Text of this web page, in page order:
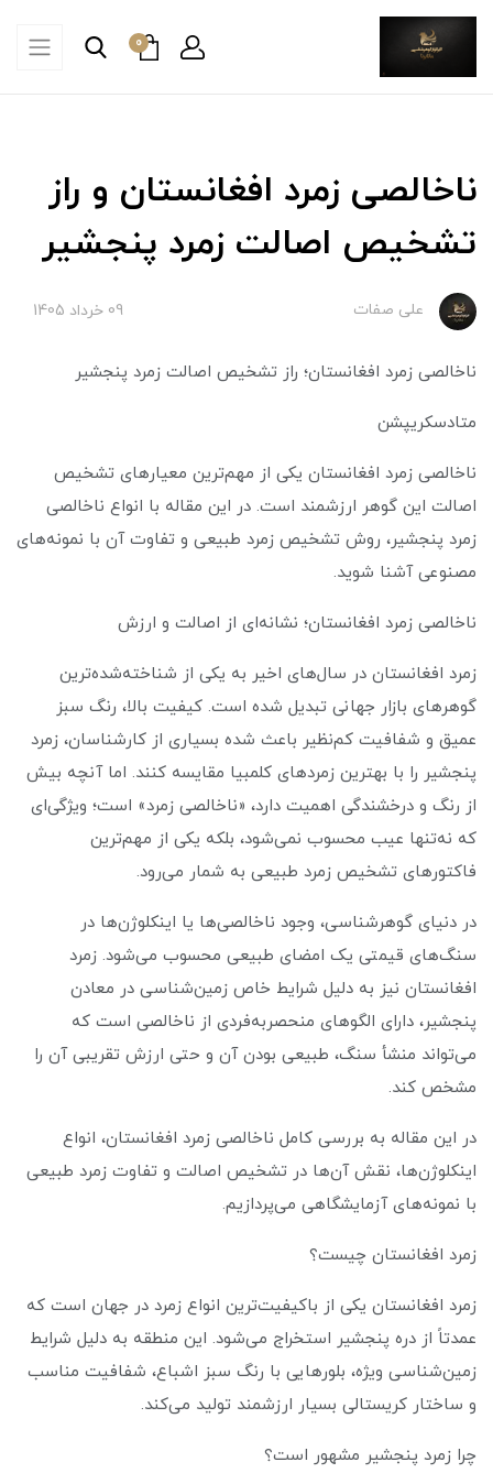
0
ناخالصی زمرد افغانستان و راز
تشخیص اصالت زمرد پنجشیر
علی صفات 09 خرداد 1405
ناخالصی زمرد افغانستان؛ راز تشخیص اصالت زمرد پنجشیر
متادسکریپشن
ناخالصی زمرد افغانستان یکی از مهم‌ترین معیارهای تشخیص
اصالت این گوهر ارزشمند است. در این مقاله با انواع ناخالصی
زمرد پنجشیر، روش تشخیص زمرد طبیعی و تفاوت آن با نمونه‌های
مصنوعی آشنا شوید.
ناخالصی زمرد افغانستان؛ نشانه‌ای از اصالت و ارزش
زمرد افغانستان در سال‌های اخیر به یکی از شناخته‌شده‌ترین
گوهرهای بازار جهانی تبدیل شده است. کیفیت بالا، رنگ سبز
عمیق و شفافیت کم‌نظیر باعث شده بسیاری از کارشناسان، زمرد
پنجشیر را با بهترین زمردهای کلمبیا مقایسه کنند. اما آنچه بیش
از رنگ و درخشندگی اهمیت دارد، «ناخالصی زمرد» است؛ ویژگی‌ای
که نه‌تنها عیب محسوب نمی‌شود، بلکه یکی از مهم‌ترین
فاکتورهای تشخیص زمرد طبیعی به شمار می‌رود.
در دنیای گوهرشناسی، وجود ناخالصی‌ها یا اینکلوژن‌ها در
سنگ‌های قیمتی یک امضای طبیعی محسوب می‌شود. زمرد
افغانستان نیز به دلیل شرایط خاص زمین‌شناسی در معادن
پنجشیر، دارای الگوهای منحصر‌به‌فردی از ناخالصی است که
می‌تواند منشأ سنگ، طبیعی بودن آن و حتی ارزش تقریبی آن را
مشخص کند.
در این مقاله به بررسی کامل ناخالصی زمرد افغانستان، انواع
اینکلوژن‌ها، نقش آن‌ها در تشخیص اصالت و تفاوت زمرد طبیعی
با نمونه‌های آزمایشگاهی می‌پردازیم.
زمرد افغانستان چیست؟
زمرد افغانستان یکی از باکیفیت‌ترین انواع زمرد در جهان است که
عمدتاً از دره پنجشیر استخراج می‌شود. این منطقه به دلیل شرایط
زمین‌شناسی ویژه، بلورهایی با رنگ سبز اشباع، شفافیت مناسب
و ساختار کریستالی بسیار ارزشمند تولید می‌کند.
چرا زمرد پنجشیر مشهور است؟